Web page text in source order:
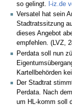
so gelingt. l-iz.de
Versatel hat sein
Stadtratssitzung
dieses Angebot
empfehlen. (LVZ,
Perdata soll nun
Kartellbehörden
Der Stadtrat
Perdata. Nach
um HL-komm soll